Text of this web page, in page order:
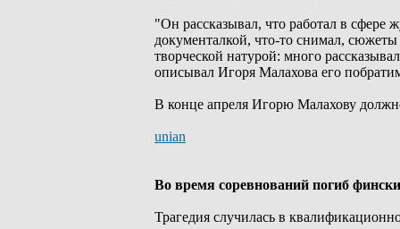
"Он рассказывал, что работал в сфере
документалкой, что-то снимал,
творческой натурой: много
описывал Игоря Малахова его
В конце апреля Игорю Малахову
unian
Во время соревнований погиб
Трагедия случилась в